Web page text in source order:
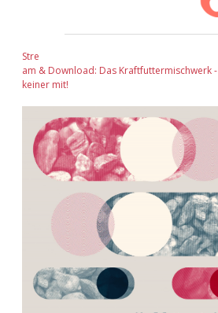
Stre
am & Download: Das Kraftfuttermischwerk
keiner mit!